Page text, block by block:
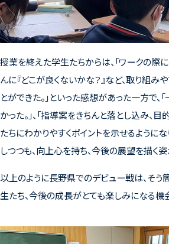
授業を終えた学生たちからは、「ワークの際
んに『どこが良くないかな？』など、取り組み
とができた。」といった感想があった一方で、
かった。」、「指導案をきちんと落とし込み、
たちにわかりやすくポイントを示せるようにな
しつつも、向上心を持ち、今後の展望を描く
以上のように長野県でのデビュー戦は、そ
生たち、今後の成長がとても楽しみになる機